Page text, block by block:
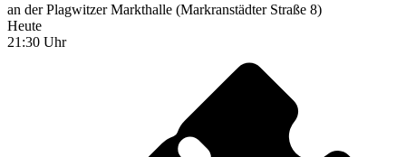
an der Plagwitzer Markthalle (Markranstädter Straße 8)
Heute
21:30 Uhr